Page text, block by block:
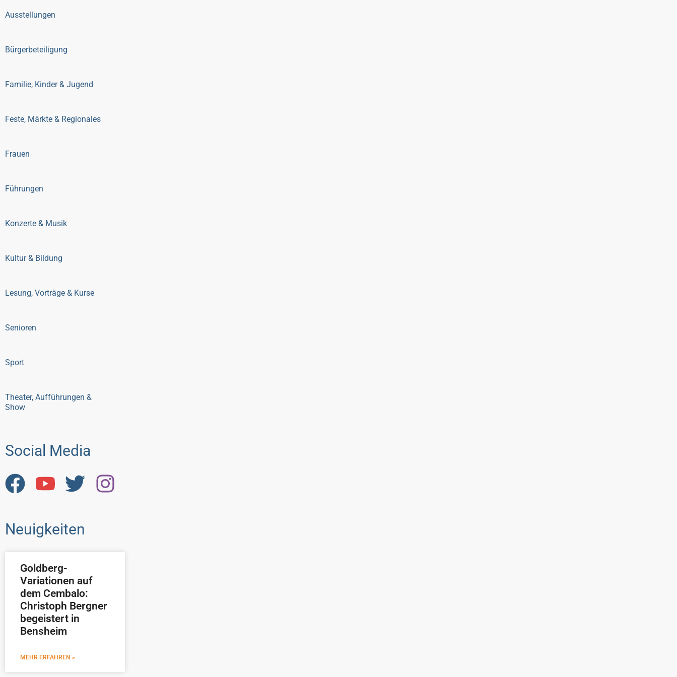
Ausstellungen
Bürgerbeteiligung
Familie, Kinder & Jugend
Feste, Märkte & Regionales
Frauen
Führungen
Konzerte & Musik
Kultur & Bildung
Lesung, Vorträge & Kurse
Senioren
Sport
Theater, Aufführungen &
Show
Social Media
Neuigkeiten
Goldberg-
Variationen auf
dem Cembalo:
Christoph Bergner
begeistert in
Bensheim
MEHR ERFAHREN »